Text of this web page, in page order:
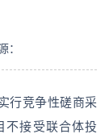
：
行竞争性磋商采
不接受联合体投